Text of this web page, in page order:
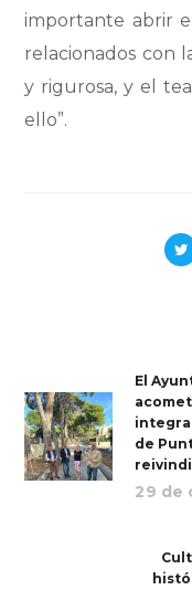
importante abrir
relacionados con
y rigurosa, y el
ello”.
El
de
29 de